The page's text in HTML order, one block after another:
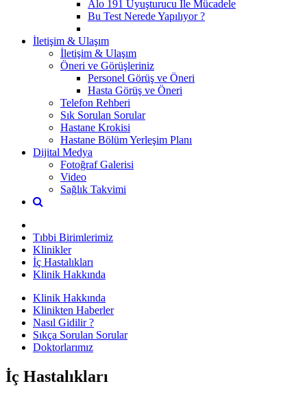
Alo 191 Uyuşturucu İle Mücadele
Bu Test Nerede Yapılıyor ?
İletişim & Ulaşım
İletişim & Ulaşım
Öneri ve Görüşleriniz
Personel Görüş ve Öneri
Hasta Görüş ve Öneri
Telefon Rehberi
Sık Sorulan Sorular
Hastane Krokisi
Hastane Bölüm Yerleşim Planı
Dijital Medya
Fotoğraf Galerisi
Video
Sağlık Takvimi
Tıbbi Birimlerimiz
Klinikler
İç Hastalıkları
Klinik Hakkında
Klinik Hakkında
Klinikten Haberler
Nasıl Gidilir ?
Sıkça Sorulan Sorular
Doktorlarımız
İç Hastalıkları